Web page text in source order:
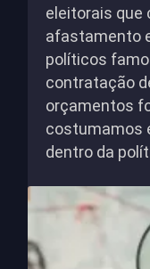
eleitorais que
afastamento
políticos
contratação
orçamentos
costumamos
dentro da